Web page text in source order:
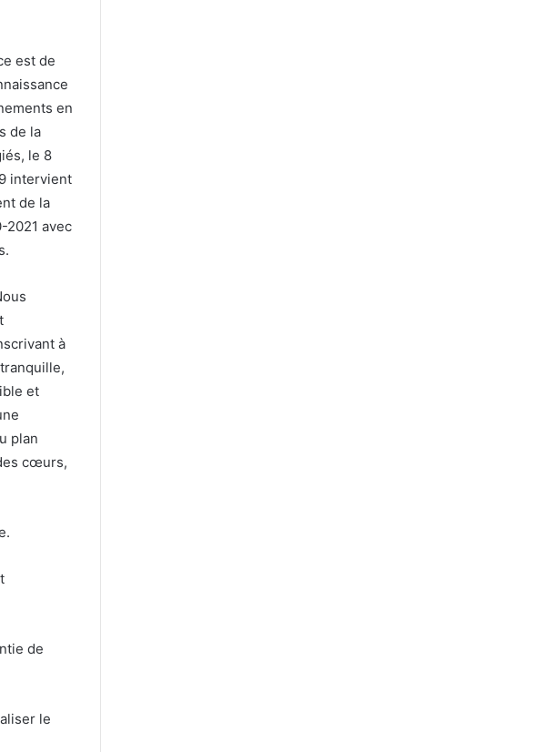
est de
en
de la
le 8
intervient
de la
2021 avec
à
et
plan
cœurs,
de
le